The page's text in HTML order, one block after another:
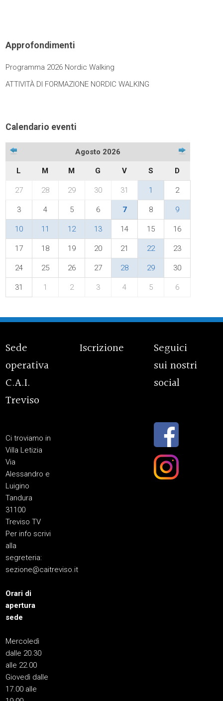
Approfondimenti
Programma 2026 Nordic Walking
ATTIVITÀ DI FORMAZIONE NORDIC WALKING
Calendario eventi
Agosto 2026
L M M G V S D
27 28 29 30 31 1 2
3 4 5 6 7 8 9
10 11 12 13 14 15 16
17 18 19 20 21 22 23
24 25 26 27 28 29 30
31 1 2 3 4 5 6
Sede
operativa
C.A.I.
Treviso
Ci troviamo in
Villa Letizia
Via
Alessandro e
Luigino
Tandura
31100
Treviso TV
Per info scrivi
alla
segreteria:
sezione@caitreviso.it
Orari di
apertura
sede
Mercoledì
dalle 20.30
alle 22.00
Giovedì dalle
17.00 alle
Iscrizione
Seguici
sui nostri
social